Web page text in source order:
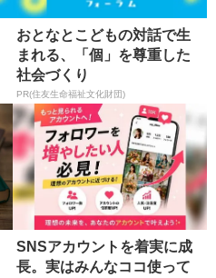
おとなとこどもの対話で生
まれる、「個」を尊重した
社会づくり
PR(住友生命福祉文化財団)
SNSアカウントを着実に成
長。実はみんなココ使って